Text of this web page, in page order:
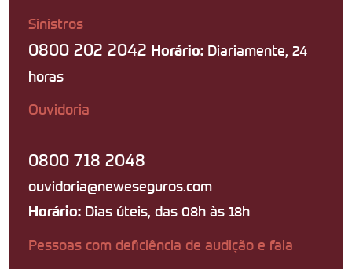
Sinistros
0800 202 2042 Horário: Diariamente, 24
horas
Ouvidoria
0800 718 2048
ouvidoria@neweseguros.com
Horário: Dias úteis, das 08h às 18h
Pessoas com deficiência de audição e fala